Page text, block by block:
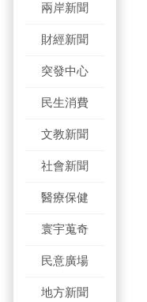
兩岸新聞
財經新聞
突發中心
民生消費
文教新聞
社會新聞
醫療保健
寰宇蒐奇
民意廣場
地方新聞